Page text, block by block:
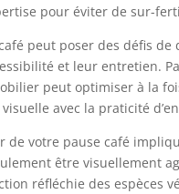
pour éviter de sur-
peut poser des défis
et leur entretien.
peut optimiser à la
avec la praticité
votre pause café
être visuellement
réfléchie des